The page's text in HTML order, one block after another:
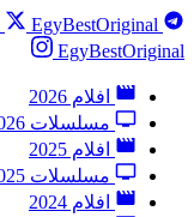
EgyBestOriginal
EgyBestOriginal
افلام 2026
مسلسلات 2026
افلام 2025
مسلسلات 2025
افلام 2024